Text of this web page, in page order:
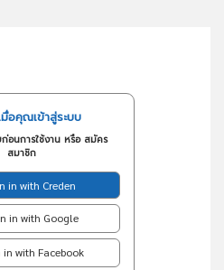
อคุณเข้าสู่ระบบ
อนการใช้งาน หรือ สมัคร
สมาชิก
in with Creden
in with Google
in with Facebook